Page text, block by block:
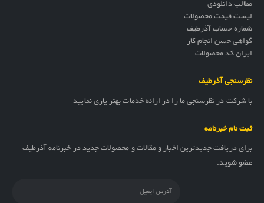
مطالب دانلودی
لیست قیمت محصولات
شماره حساب آذرطیف
گواهی حسن انجام کار
ایران کد محصولات
نظرسنجی آذرطیف
با شرکت در نظرسنجی ما را در ارائه خدمات بهتر یاری نمایید
ثبت نام خبرنامه
برای دریافت جدیدترین اخبار و مقالات و محصولات جدید در خبرنامه آذرطیف
عضو شوید.